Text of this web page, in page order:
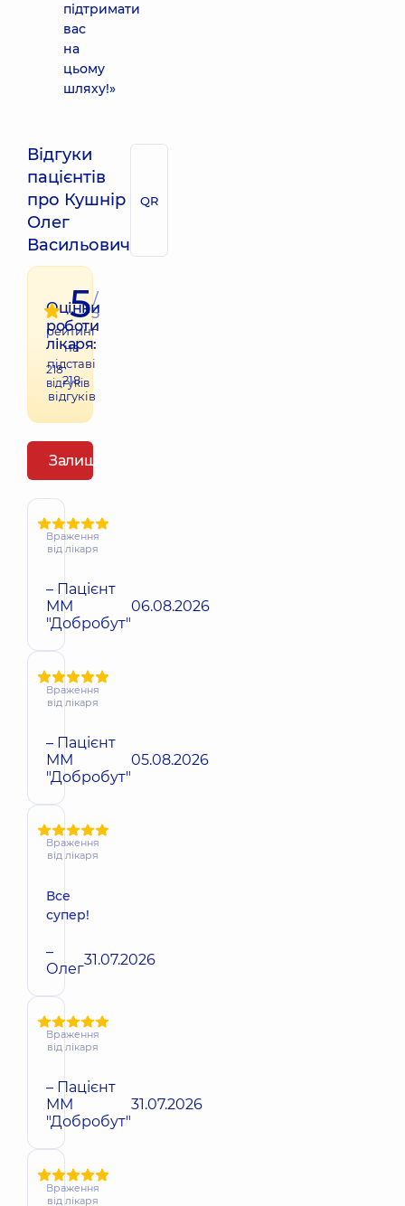
підтримати
вас
на
цьому
шляху!»
Відгуки
пацієнтів
про Кушнір
Олег
Васильович
QR
Оцінки
роботи
лікаря:
218
відгуків
5/
5
рейтинг
на
підставі
218
відгуків
Залишити відгук
Враження
від лікаря
– Пацієнт
ММ
"Добробут"
06.08.2026
Враження
від лікаря
– Пацієнт
ММ
"Добробут"
05.08.2026
Враження
від лікаря
Все
супер!
–
Олег31.07.2026
Враження
від лікаря
– Пацієнт
ММ
"Добробут"
31.07.2026
Враження
від лікаря